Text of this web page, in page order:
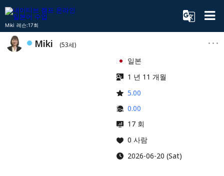
Miki 레슨:17회
Miki (53세)
일본
1 년 11 개월
5.00
0.00
17 회
0 사람
2026-06-20 (Sat)